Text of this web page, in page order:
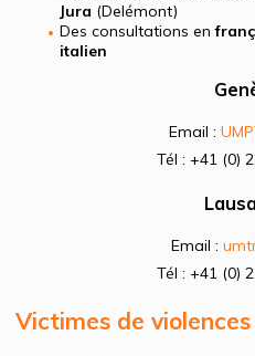
Jura (Delémont)
Des consultations en
italien
Email :
Tél : +41 (0)
Email :
Tél : +41 (0)
Victimes de violences